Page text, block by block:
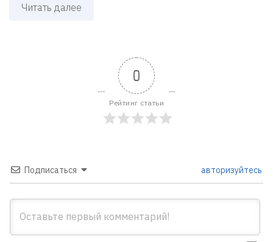
Читать далее
0
Рейтинг статьи
Подписаться авторизуйтесь